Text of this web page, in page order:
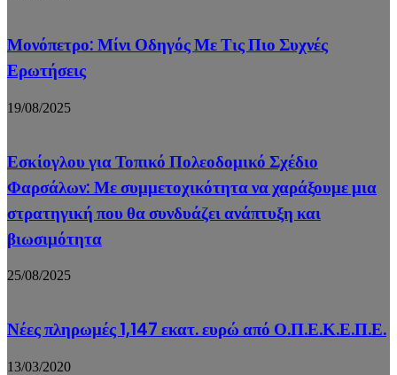
Μονόπετρο: Μίνι Οδηγός Με Τις Πιο Συχνές
Ερωτήσεις
19/08/2025
Εσκίογλου για Τοπικό Πολεοδομικό Σχέδιο
Φαρσάλων: Με συμμετοχικότητα να χαράξουμε μια
στρατηγική που θα συνδυάζει ανάπτυξη και
βιωσιμότητα
25/08/2025
Νέες πληρωμές 1,147 εκατ. ευρώ από Ο.Π.Ε.Κ.Ε.Π.Ε.
13/03/2020